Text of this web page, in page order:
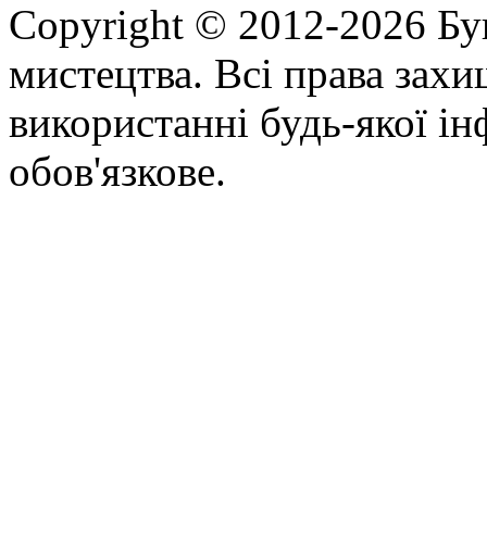
Copyright © 2012-2026
мистецтва. Всі права
використанні будь-якої
обов'язкове.